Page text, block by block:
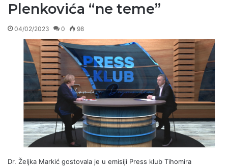
Plenkovića “ne teme”
04/02/2023 0 98
Dr. Željka Markić gostovala je u emisiji Press klub Tihomira